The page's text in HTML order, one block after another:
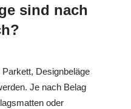
sind nach
Designbeläge
Je nach Belag
oder